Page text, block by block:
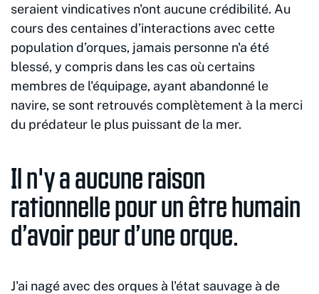
seraient vindicatives n'ont aucune crédibilité. Au
cours des centaines d’interactions avec cette
population d’orques, jamais personne n'a été
blessé, y compris dans les cas où certains
membres de l'équipage, ayant abandonné le
navire, se sont retrouvés complètement à la merci
du prédateur le plus puissant de la mer.
Il n'y a aucune raison
rationnelle pour un être humain
d’avoir peur d’une orque.
J'ai nagé avec des orques à l'état sauvage à de